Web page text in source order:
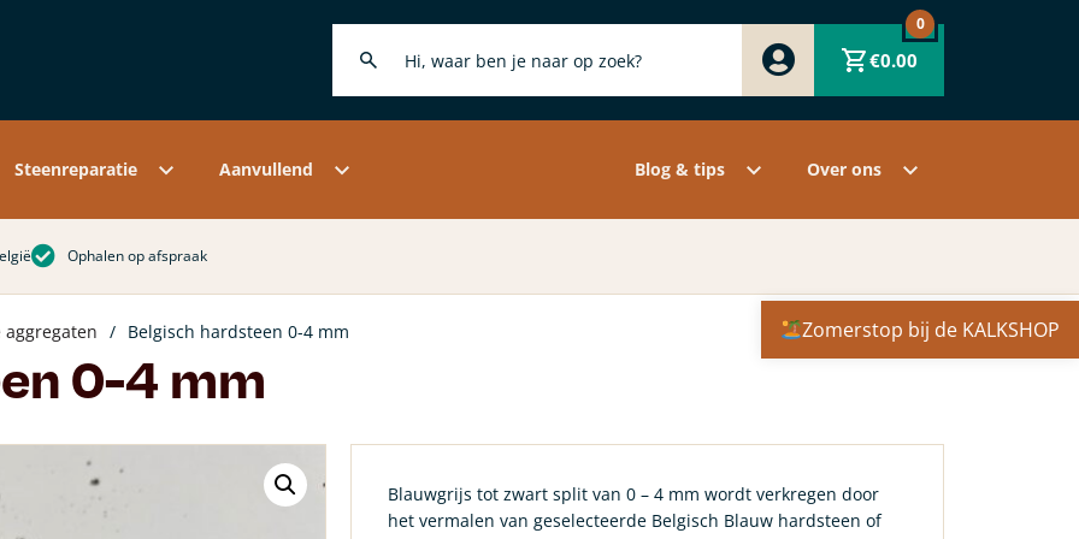
€0.00
0
kalkmortels
Kaleiverf
Kalkkwasten
Kalkverf accessoires
Zwart
Grijs
Overige pigmenten
Steenreparatie
en retoucheren
Aanvullend
Hobby
Merchandise
Blog & tips Over ons
merken Klantenservice Contact
Ophalen op afspraak
aggregaten / Belgisch hardsteen 0-4 mm
0-4 mm
Blauwgrijs tot zwart split van 0 – 4 mm wordt verkregen door
het vermalen van geselecteerde Belgisch Blauw hardsteen of
Zomerstop bij de KALKSHOP